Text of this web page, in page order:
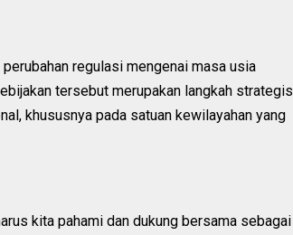
regulasi mengenai masa usia
tersebut merupakan langkah strategis
khususnya pada satuan kewilayahan yang
kita pahami dan dukung bersama sebagai